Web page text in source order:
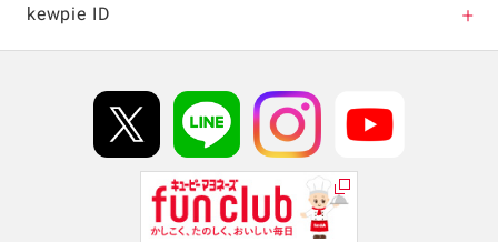
キャンペーン・イベント
kewpie ID
Hi! kewpieについて
Qummyについて